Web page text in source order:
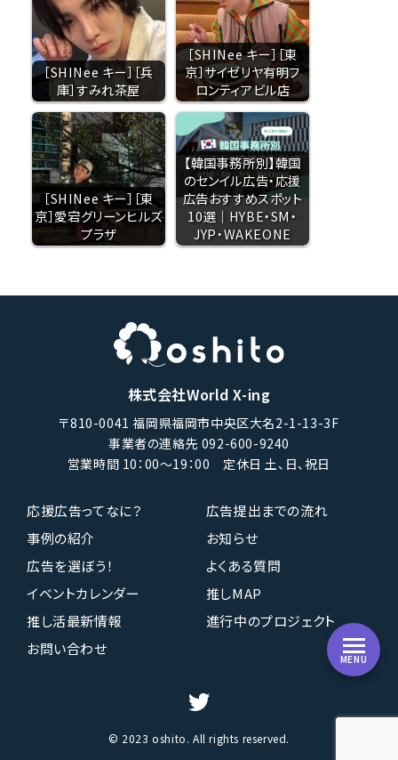
［SHINee キー］［兵
庫］すみれ茶屋
［SHINee キー］［東
京］サイゼリヤ有明フ
ロンティアビル店
［SHINee キー］［東
京］愛宕グリーンヒルズ
プラザ
【韓国事務所別】韓国
のセンイル広告・応援
広告おすすめスポット
10選｜HYBE・SM・
JYP・WAKEONE
株式会社World X-ing
〒810-0041 福岡県福岡市中央区大名2-1-13-3F
事業者の連絡先 092-600-9240
営業時間 10：00〜19：00 定休日 土、日、祝日
MENU
応援広告ってなに？
広告提出までの流れ
事例の紹介
お知らせ
広告を選ぼう！
よくある質問
イベントカレンダー
推しMAP
推し活最新情報
進行中のプロジェクト
お問い合わせ
© 2023 oshito. All rights reserved.